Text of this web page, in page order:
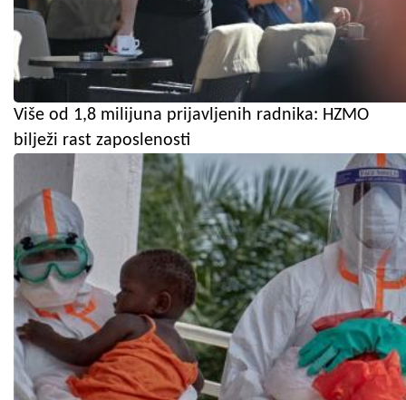
Više od 1,8 milijuna prijavljenih radnika: HZMO
bilježi rast zaposlenosti